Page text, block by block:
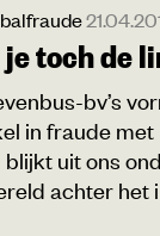
je toch de
bv’s
in fraude met
uit ons
achter het